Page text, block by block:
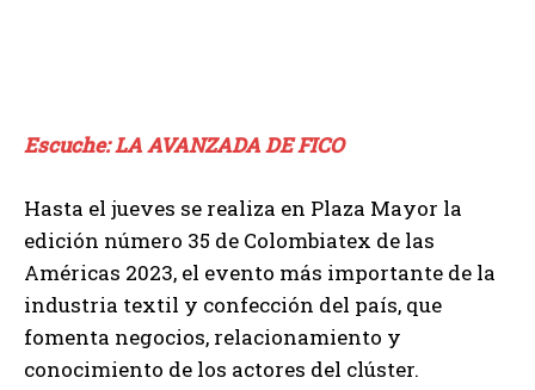
Escuche: LA AVANZADA DE FICO
Hasta el jueves se realiza en Plaza Mayor la
edición número 35 de Colombiatex de las
Américas 2023, el evento más importante de la
industria textil y confección del país, que
fomenta negocios, relacionamiento y
conocimiento de los actores del clúster.